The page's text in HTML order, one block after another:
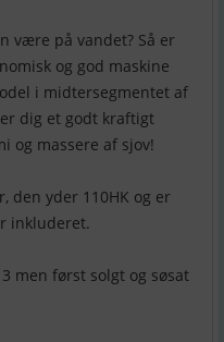
være på vandet? Så er
og god maskine
i midtersegmentet af
dig et godt kraftigt
og massere af sjov!
den yder 110HK og er
inkluderet.
men først solgt og søsat